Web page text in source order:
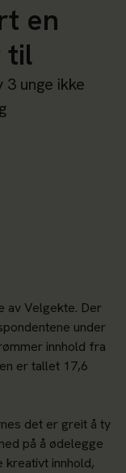
en
til
unge ikke
av Velgekte. Der
under
innhold fra
er tallet 17,6
det er greit å ty
på å ødelegge
kreativt innhold,